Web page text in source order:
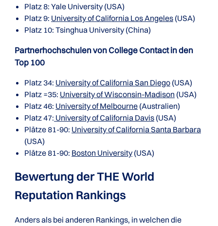
Platz 8: Yale University (USA)
Platz 9: University of California Los Angeles (USA)
Platz 10: Tsinghua University (China)
Partnerhochschulen von College Contact in den
Top 100
Platz 34: University of California San Diego (USA)
Platz =35: University of Wisconsin-Madison (USA)
Platz 46: University of Melbourne (Australien)
Platz 47: University of California Davis (USA)
Plätze 81-90: University of California Santa Barbara
(USA)
Plätze 81-90: Boston University(USA)
Bewertung der THE World
Reputation Rankings
Anders als bei anderen Rankings, in welchen die